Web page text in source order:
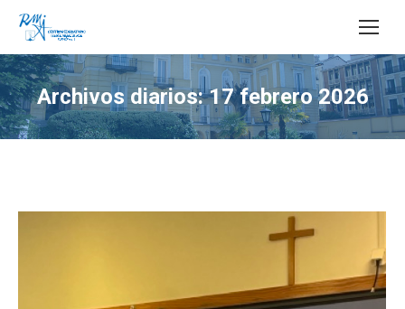
Buscar:
Archivos diarios:17 febrero 2026
Estás aquí: